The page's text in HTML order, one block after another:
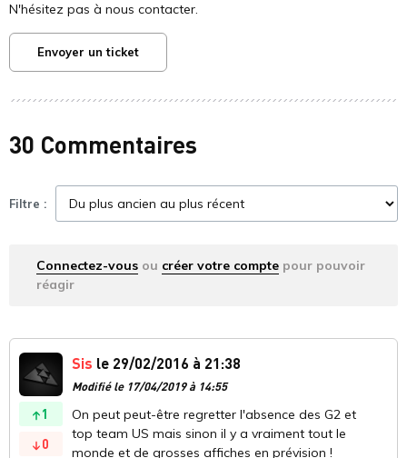
N'hésitez pas à nous contacter.
Envoyer un ticket
30 Commentaires
Filtre :
Connectez-vous ou créer votre compte pour pouvoir
réagir
1
0
Sis le 29/02/2016 à 21:38
Modifié le 17/04/2019 à 14:55
On peut peut-être regretter l'absence des G2 et
top team US mais sinon il y a vraiment tout le
monde et de grosses affiches en prévision !